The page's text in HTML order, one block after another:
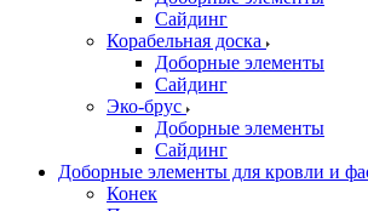
Сайдинг
Корабельная доска
Доборные элементы
Сайдинг
Эко-брус
Доборные элементы
Сайдинг
Доборные элементы для кровли и
Конек